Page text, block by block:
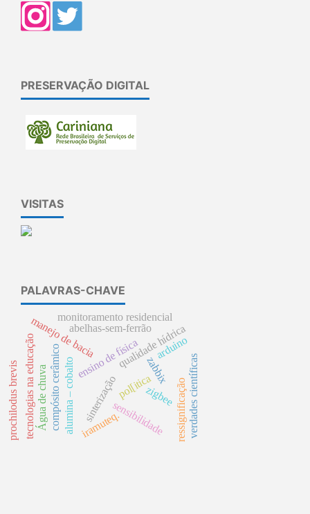
PRESERVAÇÃO DIGITAL
VISITAS
PALAVRAS-CHAVE
ensino de físicaqualidade hídrica
manejo de bacia
tecnologias na educaçãocompósito cerâmicoalumina – cobalto sinterização
monitoramento residencial
zigbee
zabbix
pol[itica
Água de chuva ressignificação
prochilodus brevis sensibilidade verdades científicas
iramuteq.
abelhas-sem-ferrão
arduino